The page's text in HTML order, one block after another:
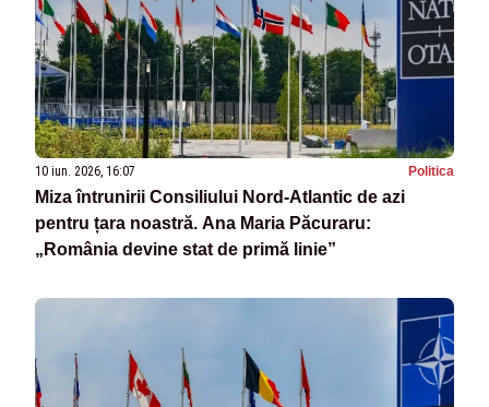
10 iun. 2026, 16:07 Politica
Miza întrunirii Consiliului Nord-Atlantic de azi
pentru țara noastră. Ana Maria Păcuraru:
„România devine stat de primă linie”